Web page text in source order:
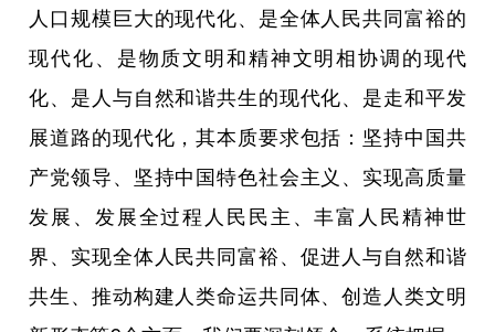
人口规模巨大的现代化、是全体人民共同富裕的
现代化、是物质文明和精神文明相协调的现代
化、是人与自然和谐共生的现代化、是走和平发
展道路的现代化，其本质要求包括：坚持中国共
产党领导、坚持中国特色社会主义、实现高质量
发展、发展全过程人民民主、丰富人民精神世
界、实现全体人民共同富裕、促进人与自然和谐
共生、推动构建人类命运共同体、创造人类文明